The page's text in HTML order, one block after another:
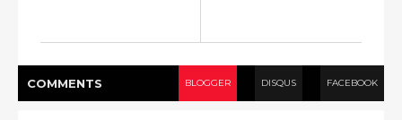
COMMENTS BLOGGER DISQUS FACEBOOK